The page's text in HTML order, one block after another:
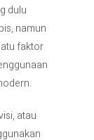
Us
dulu
namun
faktor
atau